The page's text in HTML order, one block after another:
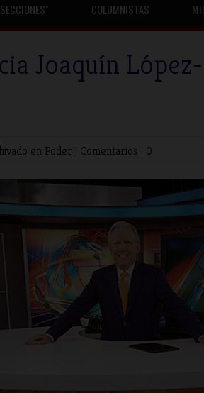
SECCIONESˇ COLUMNISTAS
Joaquín
en Poder | Comentarios : 0